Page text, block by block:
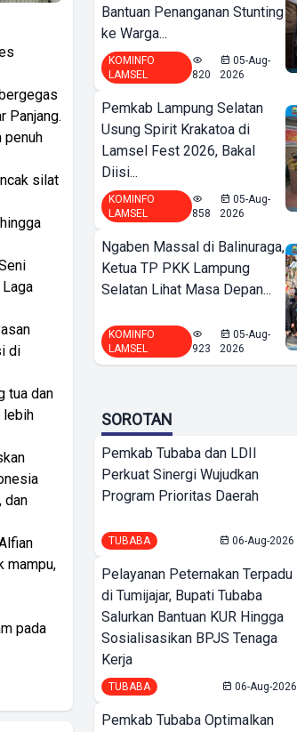
Panjang.
penuh
silat
di
tua dan
lebih
dan
mampu,
pada
Bantuan Penanganan Stunting
ke Warga...
KOMINFO
LAMSEL
820
05-Aug-
2026
Pemkab Lampung Selatan
Usung Spirit Krakatoa di
Lamsel Fest 2026, Bakal
Diisi...
KOMINFO
LAMSEL
858
05-Aug-
2026
Ngaben Massal di Balinuraga,
Ketua TP PKK Lampung
Selatan Lihat Masa Depan...
KOMINFO
LAMSEL
923
05-Aug-
2026
SOROTAN
Pemkab Tubaba dan LDII
Perkuat Sinergi Wujudkan
Program Prioritas Daerah
TUBABA 06-Aug-2026
Pelayanan Peternakan Terpadu
di Tumijajar, Bupati Tubaba
Salurkan Bantuan KUR Hingga
Sosialisasikan BPJS Tenaga
Kerja
TUBABA 06-Aug-2026
Pemkab Tubaba Optimalkan